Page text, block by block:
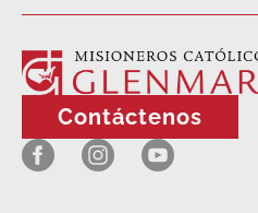
Contáctenos